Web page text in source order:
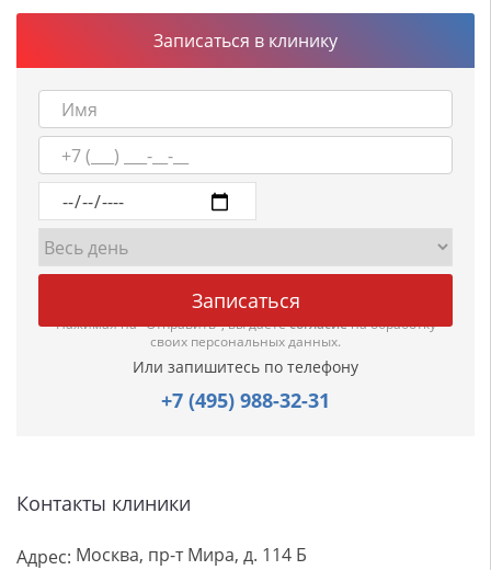
Записаться в клинику
Нажимая на "Отправить", вы даетесогласиена обработку
своих персональных данных.
Или запишитесь по телефону
+7 (495) 988-32-31
Контакты клиники
Адрес: Москва, пр-т Мира, д. 114 Б